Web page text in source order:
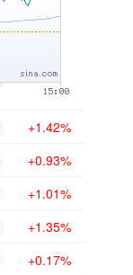
+1.42%
+0.93%
+1.01%
+1.35%
+0.17%